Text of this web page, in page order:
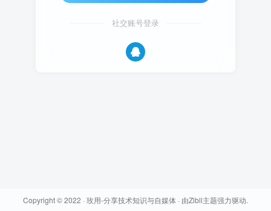
社交账号登录
Copyright © 2022 · 玫用-分享技术知识与自媒体 · 由Zibll主题强力驱动.